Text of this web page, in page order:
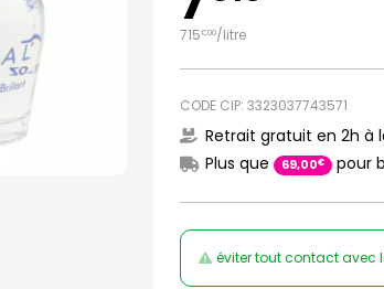
715€00/litre
CODE CIP: 3323037743571
Retrait gratuit en 2h à
Plus que
69,00€ pour
éviter tout contact avec